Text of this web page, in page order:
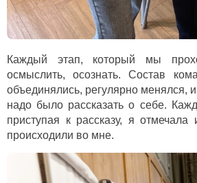
Каждый этап, который мы
осмыслить, осознать. Состав
объединялись, регулярно менялся,
надо было рассказать о себе.
приступая к рассказу, я отмечала
происходили во мне.